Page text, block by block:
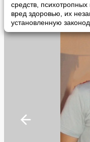
средств,
вред здоровью, их
установленную